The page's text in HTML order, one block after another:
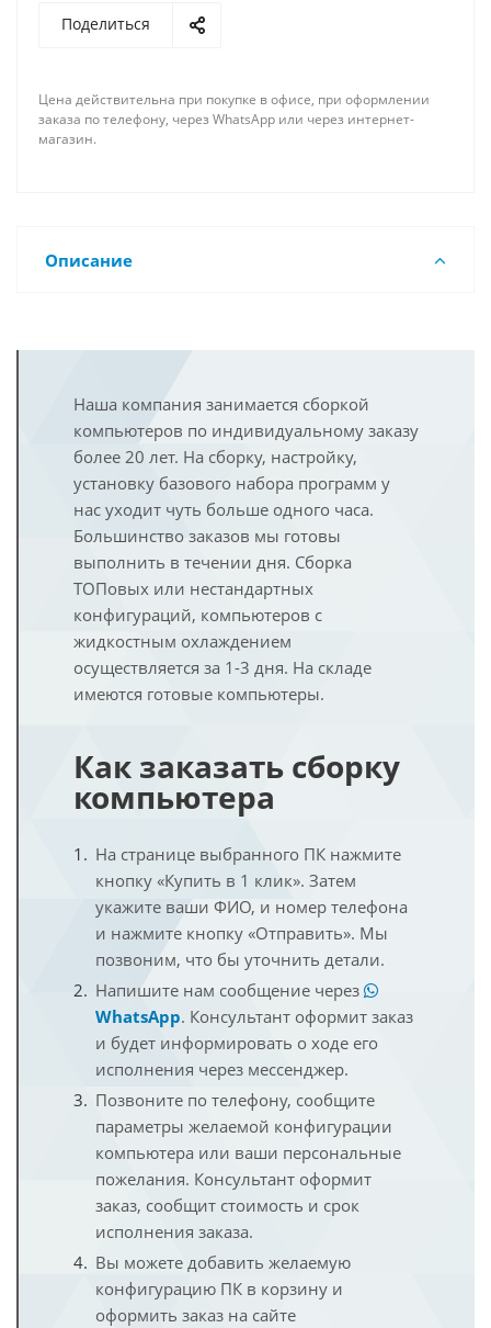
Поделиться
Цена действительна при покупке в офисе, при оформлении
заказа по телефону, через WhatsApp или через интернет-
магазин.
Описание
Наша компания занимается сборкой
компьютеров по индивидуальному заказу
более 20 лет. На сборку, настройку,
установку базового набора программ у
нас уходит чуть больше одного часа.
Большинство заказов мы готовы
выполнить в течении дня. Сборка
ТОПовых или нестандартных
конфигураций, компьютеров с
жидкостным охлаждением
осуществляется за 1-3 дня. На складе
имеются готовые компьютеры.
Как заказать сборку
компьютера
На странице выбранного ПК нажмите
кнопку «Купить в 1 клик». Затем
укажите ваши ФИО, и номер телефона
и нажмите кнопку «Отправить». Мы
позвоним, что бы уточнить детали.
Напишите нам сообщение через
WhatsApp. Консультант оформит заказ
и будет информировать о ходе его
исполнения через мессенджер.
Позвоните по телефону, сообщите
параметры желаемой конфигурации
компьютера или ваши персональные
пожелания. Консультант оформит
заказ, сообщит стоимость и срок
исполнения заказа.
Вы можете добавить желаемую
конфигурацию ПК в корзину и
оформить заказ на сайте